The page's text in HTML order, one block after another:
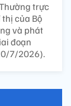
trực
thị của Bộ
và phát
đoạn
7/2026).